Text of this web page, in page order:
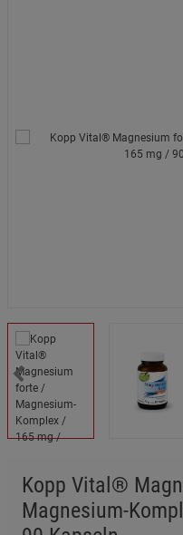
Kopp Vital®
Magnesium-